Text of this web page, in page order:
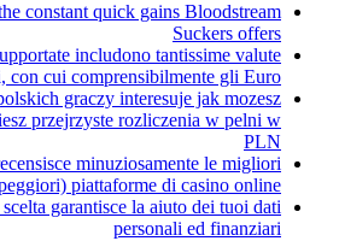
constant quick gains Bloodstream
Suckers offers
includono tantissime valute
con cui comprensibilmente gli Euro
graczy interesuje jak mozesz
przejrzyste rozliczenia w pelni w
PLN
minuziosamente le migliori
piattaforme di casino online
garantisce la aiuto dei tuoi dati
personali ed finanziari